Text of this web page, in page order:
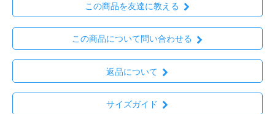
この商品を友達に教える
この商品について問い合わせる
返品について
サイズガイド